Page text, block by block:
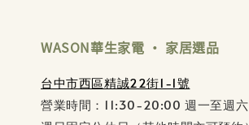
WASON華生家電 ‧ 家居選品
台中市西區精誠22街1-1號
營業時間：11:30-20:00 週一至週六